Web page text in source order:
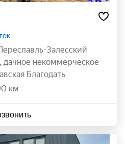
Залесский
, дачное некоммерческое
Благодать
км